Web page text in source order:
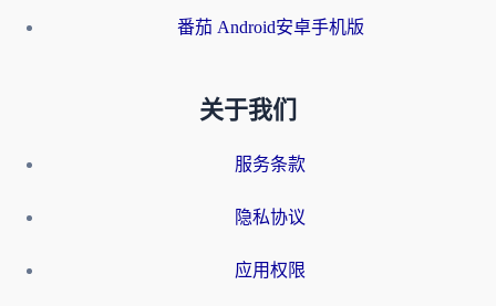
番茄 Android安卓手机版
关于我们
服务条款
隐私协议
应用权限